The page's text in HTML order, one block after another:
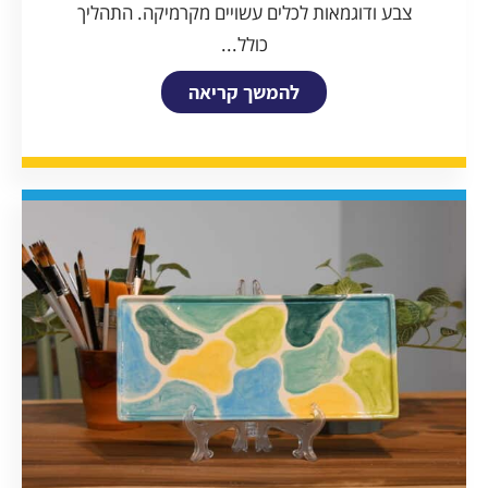
צבע ודוגמאות לכלים עשויים מקרמיקה. התהליך
כולל...
להמשך קריאה